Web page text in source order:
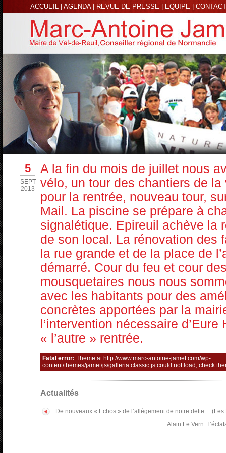
ACCUEIL AGENDA| REVUE DE PRESSE EQUIPE CONTACT
5
SEPT
2013
A la fin du mois de juillet nous
vélo, un tour des chantiers de la
pour la rentrée, nouveau tour,
Mail. La piscine se prépare à
signalétique. Epireuil achève la
de son local. La rénovation des
la rue grande et de la place de
démarré. Cour du feu et cour
mousquetaires nous nous
avec les habitants pour des
concrètes apportées par la
l’intervention nécessaire d’Eure
« l’autre » rentrée.
Fatal error: Theme at http://www.marc-antoine-jamet.com/wp-
content/themes/jamet/js/galleria.classic.js could not load, check
Actualités
De nouveaux « Echos » de l’allègement de notre dette…
Alain Le Vern :